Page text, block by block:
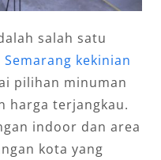
salah satu
kekinian
pilihan minuman
harga terjangkau.
indoor dan area
kota yang